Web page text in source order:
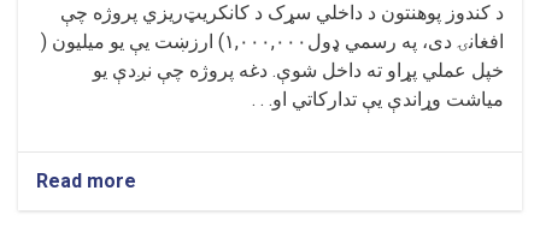
تر
عنوان
لاندې
سمینار
ورسېد
د کندوز پوهنتون د داخلي سړک د کانکریټ‌ریزي پروژه چې
ارزښت یې یو میلیون (
۱,۰۰۰,۰۰۰) افغانۍ دی، په رسمي ډول
خپل عملي پړاو ته داخل شوې. دغه پروژه چې نږدې یو
میاشت وړاندې یې تدارکاتي او. . .
Read more
د